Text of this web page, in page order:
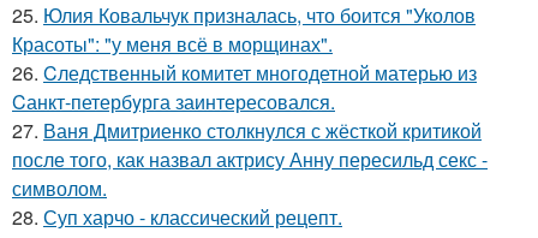
25. Юлия Ковальчук призналась, что боится "Уколов
Красоты": "у меня всё в морщинах".
26. Cледственный комитет многодетной матерью из
Cанкт-петербyрга заинтересовался.
27. Ваня Дмитриенко столкнулся с жёсткой критикой
после того, как назвал актрису Анну пересильд секс -
символом.
28. Суп харчо - классический рецепт.